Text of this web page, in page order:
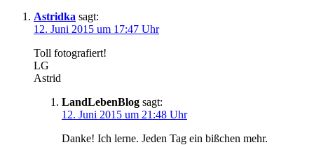
Astridka sagt:
12. Juni 2015 um 17:47 Uhr
Toll fotografiert!
LG
Astrid
LandLebenBlog sagt:
12. Juni 2015 um 21:48 Uhr
Danke! Ich lerne. Jeden Tag ein bißchen mehr.